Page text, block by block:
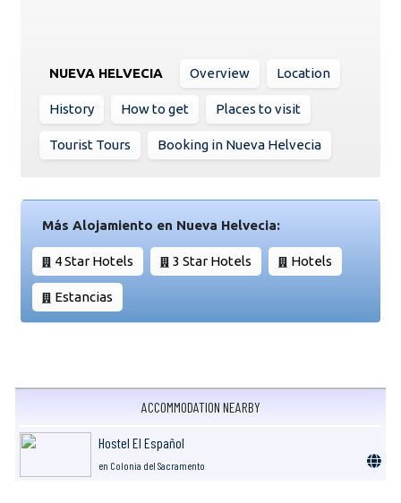
NUEVA HELVECIA Overview Location
History How to get Places to visit
Tourist Tours Booking in Nueva Helvecia
Más Alojamiento en Nueva Helvecia:
4 Star Hotels 3 Star Hotels Hotels
Estancias
ACCOMMODATION NEARBY
Hostel El Español
en Colonia del Sacramento